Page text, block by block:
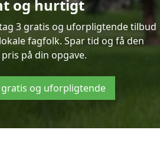
og hurtigt
3 gratis og uforpligtende tilbud
fagfolk. Spar tid og få den
på din opgave.
gratis og uforpligtende